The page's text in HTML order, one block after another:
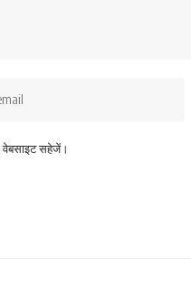
वेबसाइट सहेजें।